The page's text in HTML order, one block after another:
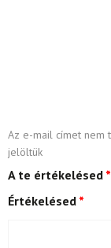
Az e-mail címet nem
jelöltük
A te értékelésed *
Értékelésed *